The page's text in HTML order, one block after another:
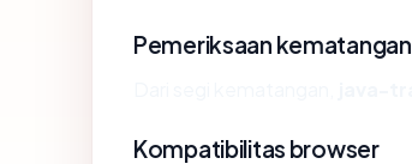
Pemeriksaan kematangan
Kompatibilitas browser